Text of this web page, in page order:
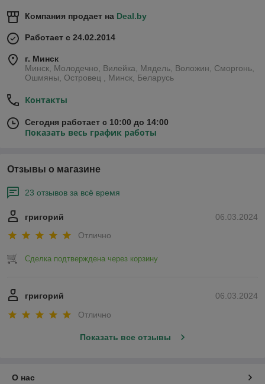
Компания продает на Deal.by
Работает с 24.02.2014
г. Минск
Минск, Молодечно, Вилейка, Мядель, Воложин, Сморгонь,
Ошмяны, Островец , Минск, Беларусь
Контакты
Сегодня работает с 10:00 до 14:00
Показать весь график работы
Отзывы о магазине
23 отзывов за всё время
06.03.2024
григорий
Отлично
Сделка подтверждена через корзину
06.03.2024
григорий
Отлично
Показать все отзывы
О нас